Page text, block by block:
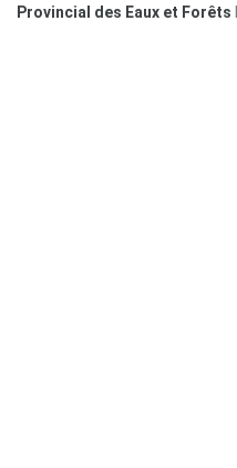
Provincial des Eaux et Forêts